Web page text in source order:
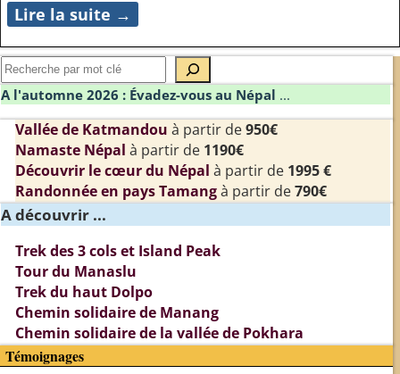
Lire la suite →
A l'automne 2026 : Évadez-vous au Népal ...
Vallée de Katmandou à partir de950€
Namaste Népal à partir de 1190€
Découvrir le cœur du Népal à partir de 1995 €
Randonnée en pays Tamangà partir de790€
A découvrir ...
Trek des 3 cols et Island Peak
Tour du Manaslu
Trek du haut Dolpo
Chemin solidaire de Manang
Chemin solidaire de la vallée de Pokhara
Témoignages